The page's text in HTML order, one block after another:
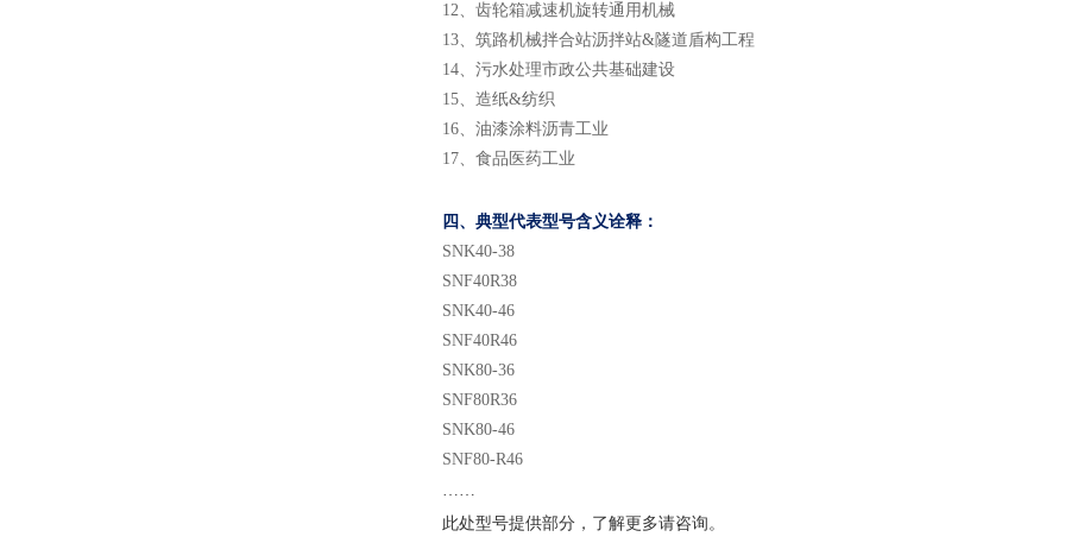
12、齿轮箱减速机旋转通用机械
13、筑路机械拌合站沥拌站&隧道盾构工程
14、污水处理市政公共基础建设
15、造纸&纺织
16、油漆涂料沥青工业
17、食品医药工业
四、典型代表型号含义诠释：
SNK40-38
SNF40R38
SNK40-46
SNF40R46
SNK80-36
SNF80R36
SNK80-46
SNF80-R46
……
此处型号提供部分，了解更多请咨询。